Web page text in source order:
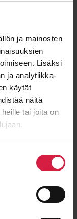
ja mainosten
Lisäksi
ja analytiikka-
käytät
näitä
tai joita on